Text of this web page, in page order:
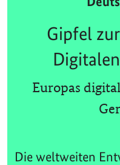
Gipfel
Europas
Die weltweiten